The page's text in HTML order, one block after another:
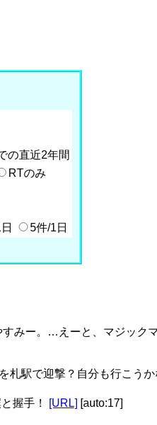
の直近2年間
RTのみ
5件/1日
みー。…えーと、マジック
札駅で迎撃？自分も行こうか
握手！ [URL] [auto:17]